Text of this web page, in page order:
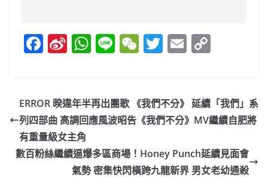
F
a
e
b
o
o
Si
n
W
ei
b
o
W
h
s
A
p
Li
n
W
e
h
at
T
w
er
E
m
y
Li
k
ERROR 暌違年半再出團歌 《我們不分》 延續「我們」系
列四部曲 高調回應風波昭告《我們不分》MV繼續自肥將
有重量級女主角
數百粉絲繼續逼爆多區商場！Honey Punch延續見面會
氣勢 密集快閃橫跨九龍新界 男女老幼通殺